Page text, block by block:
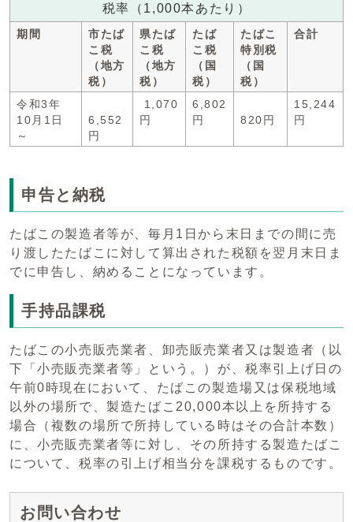
税率（1,000本あたり）
期間
市たば
こ税
（地方
税）
県たば
こ税
（地方
税）
たば
こ税
（国
税）
たばこ
特別税
（国
税）
合計
令和3年
10月1日
～
6,552
円
1,070
円
6,802
円
820円
15,244
円
申告と納税
たばこの製造者等が、毎月1日から末日までの間に売
り渡したたばこに対して算出された税額を翌月末日ま
でに申告し、納めることになっています。
手持品課税
たばこの小売販売業者、卸売販売業者又は製造者（以
下「小売販売業者等」という。）が、税率引上げ日の
午前0時現在において、たばこの製造場又は保税地域
以外の場所で、製造たばこ20,000本以上を所持する
場合（複数の場所で所持している時はその合計本数）
に、小売販売業者等に対し、その所持する製造たばこ
について、税率の引上げ相当分を課税するものです。
お問い合わせ